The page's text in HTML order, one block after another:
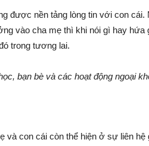
được nền tảng lòng tin với con
vào cha mẹ thì khi nói gì hay
trong tương lai.
bạn bè và các hoạt động ngoại
và con cái còn thể hiện ở sự liên